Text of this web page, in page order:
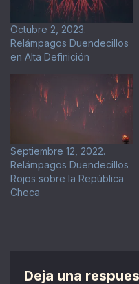
Octubre 2, 2023.
Relámpagos Duendecillos
en Alta Definición
Septiembre 12, 2022.
Relámpagos Duendecillos
Rojos sobre la República
Checa
Deja una